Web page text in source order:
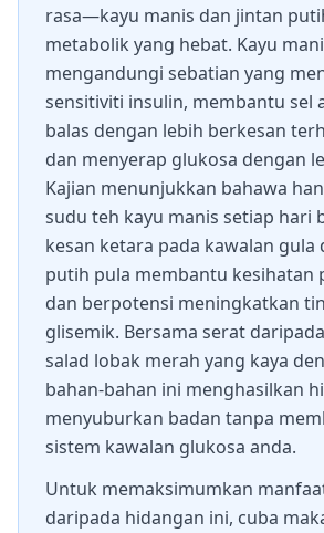
rasa—kayu manis dan jintan
metabolik yang hebat. Kayu
mengandungi sebatian yang
sensitiviti insulin, membantu sel
balas dengan lebih berkesan
dan menyerap glukosa dengan
Kajian menunjukkan bahawa
sudu teh kayu manis setiap hari
kesan ketara pada kawalan gula
putih pula membantu kesihatan
dan berpotensi meningkatkan
glisemik. Bersama serat
salad lobak merah yang kaya
bahan-bahan ini menghasilkan
menyuburkan badan tanpa
sistem kawalan glukosa anda.
Untuk memaksimumkan
daripada hidangan ini, cuba